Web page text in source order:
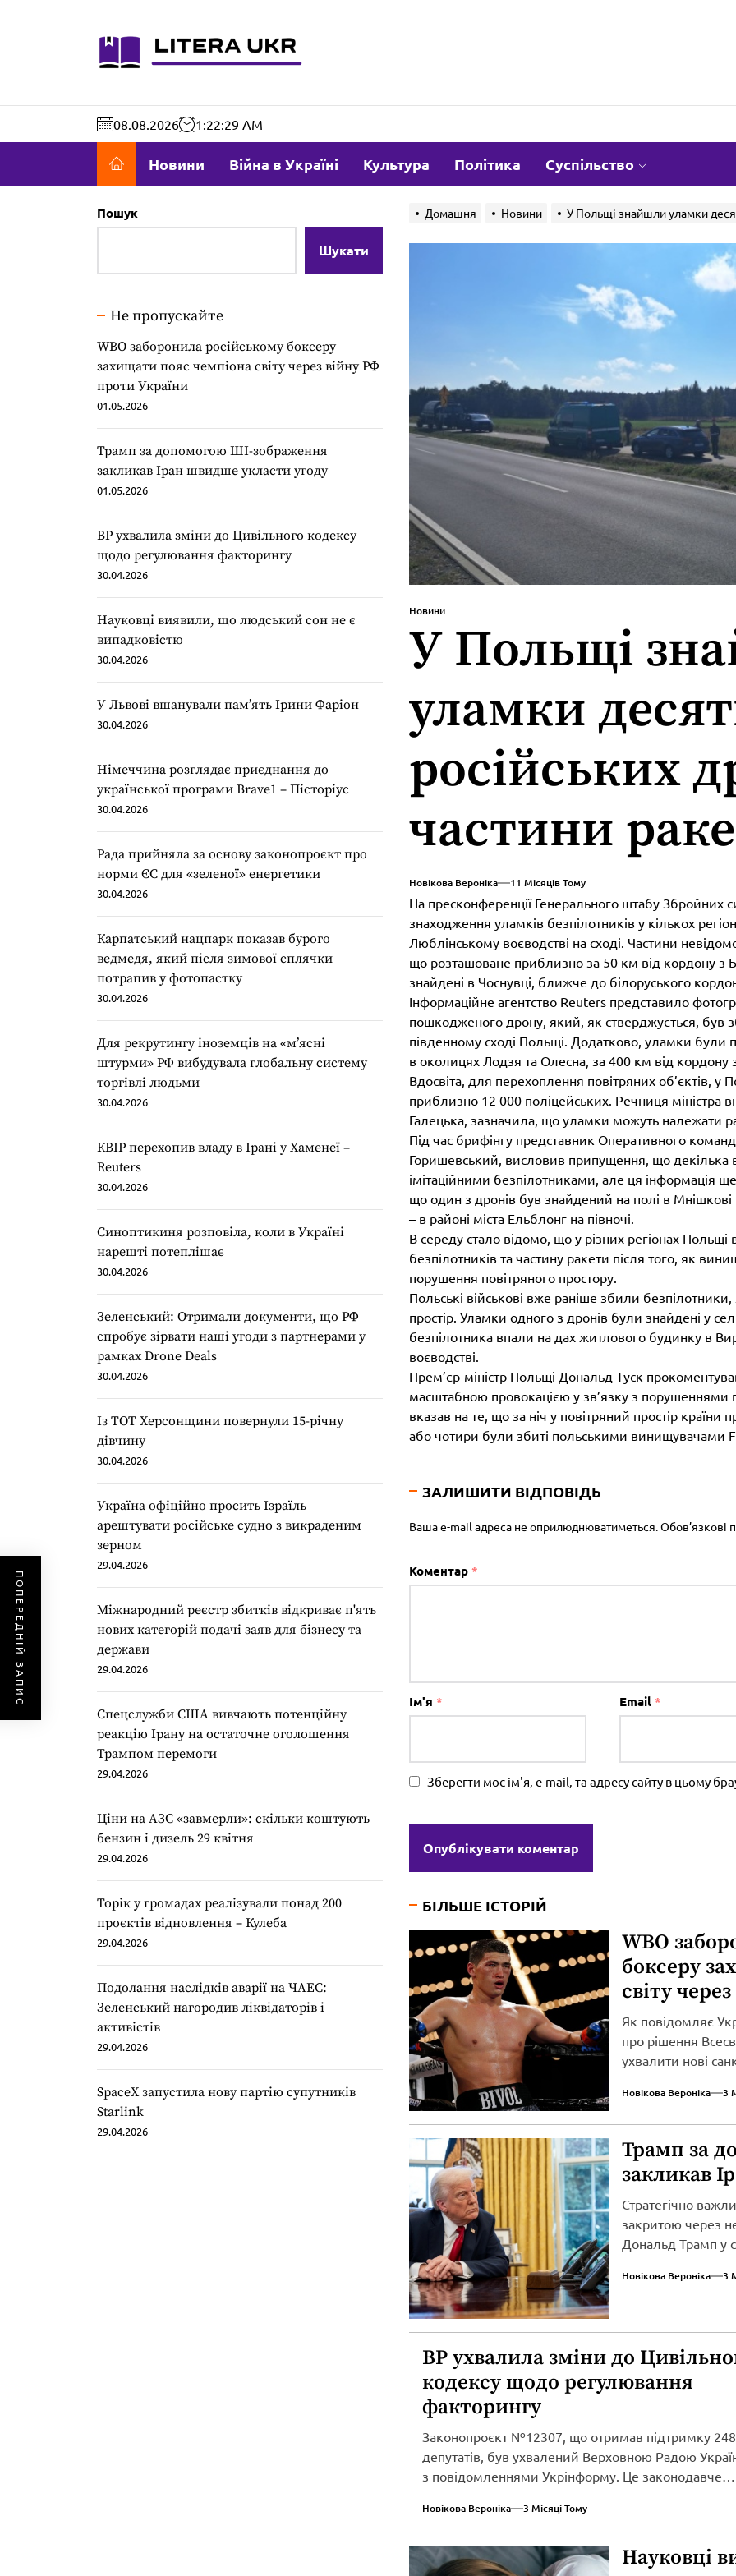
08.08.2026 1:22:30 AM
Новини Війна в Україні Культура Політика Суспільство
Домашня Новини У Польщі знайшли уламки
Новини
У Польщі
уламки
російських
частини
Новікова Вероніка 11 Місяців Тому
На пресконференції Генерального штабу Збройних
знаходження уламків безпілотників у кількох
Люблінському воєводстві на сході. Частини
що розташоване приблизно за 50 км від кордону з
знайдені в Чоснувці, ближче до білоруського
Інформаційне агентство Reuters представило
пошкодженого дрону, який, як стверджується, був
південному сході Польщі. Додатково, уламки були
в околицях Лодзя та Олесна, за 400 км від
Вдосвіта, для перехоплення повітряних об’єктів, у
приблизно 12 000 поліцейських. Речниця міністра
Галецька, зазначила, що уламки можуть належати
Під час брифінгу представник Оперативного
Горишевський, висловив припущення, що декілька
імітаційними безпілотниками, але ця інформація
що один з дронів був знайдений на полі в
– в районі міста Ельблонг на півночі.
В середу стало відомо, що у різних регіонах
безпілотників та частину ракети після того, як
порушення повітряного простору.
Польські військові вже раніше збили
простір. Уламки одного з дронів були знайдені у
безпілотника впали на дах житлового будинку в
воєводстві.
Прем’єр-міністр Польщі Дональд Туск
масштабною провокацією у зв’язку з порушеннями
вказав на те, що за ніч у повітряний простір країни
або чотири були збиті польськими винищувачами
ЗАЛИШИТИ ВІДПОВІДЬ
Ваша e-mail адреса не оприлюднюватиметься.Обов’язкові
Коментар *
Ім'я * Email *
Зберегти моє ім'я, e-mail, та адресу сайту в цьому
ПОПЕРЕДНІЙ ЗАПИС
БІЛЬШЕ ІСТОРІЙ
WBO
боксеру
світу
Як повідомляє
про рішення
ухвалити нові
Новікова Вероніка 3
Трамп за
закликав
Стратегічно
закритою через
Дональд Трамп у
Новікова Вероніка 3
ВР ухвалила зміни до
кодексу щодо регулювання
факторингу
Законопроєкт №12307, що отримав підтримку 248
депутатів, був ухвалений Верховною Радою
з повідомленнями Укрінформу. Це законодавче
Новікова Вероніка 3 Місяці Тому
Науковці
Пошук
Шукати
Не пропускайте
WBO заборонила російському боксеру
захищати пояс чемпіона світу через війну РФ
проти України
01.05.2026
Трамп за допомогою ШІ-зображення
закликав Іран швидше укласти угоду
01.05.2026
ВР ухвалила зміни до Цивільного кодексу
щодо регулювання факторингу
30.04.2026
Науковці виявили, що людський сон не є
випадковістю
30.04.2026
У Львові вшанували пам’ять Ірини Фаріон
30.04.2026
Німеччина розглядає приєднання до
української програми Brave1 – Пісторіус
30.04.2026
Рада прийняла за основу законопроєкт про
норми ЄС для «зеленої» енергетики
30.04.2026
Карпатський нацпарк показав бурого
ведмедя, який після зимової сплячки
потрапив у фотопастку
30.04.2026
Для рекрутингу іноземців на «мʼясні
штурми» РФ вибудувала глобальну систему
торгівлі людьми
30.04.2026
КВІР перехопив владу в Ірані у Хаменеї –
Reuters
30.04.2026
Синоптикиня розповіла, коли в Україні
нарешті потеплішає
30.04.2026
Зеленський: Отримали документи, що РФ
спробує зірвати наші угоди з партнерами у
рамках Drone Deals
30.04.2026
Із ТОТ Херсонщини повернули 15-річну
дівчину
30.04.2026
Україна офіційно просить Ізраїль
арештувати російське судно з викраденим
зерном
29.04.2026
Міжнародний реєстр збитків відкриває п'ять
нових категорій подачі заяв для бізнесу та
держави
29.04.2026
Спецслужби США вивчають потенційну
реакцію Ірану на остаточне оголошення
Трампом перемоги
29.04.2026
Ціни на АЗС «завмерли»: скільки коштують
бензин і дизель 29 квітня
29.04.2026
Торік у громадах реалізували понад 200
проєктів відновлення – Кулеба
29.04.2026
Подолання наслідків аварії на ЧАЕС:
Зеленський нагородив ліквідаторів і
активістів
29.04.2026
SpaceX запустила нову партію супутників
Starlink
29.04.2026